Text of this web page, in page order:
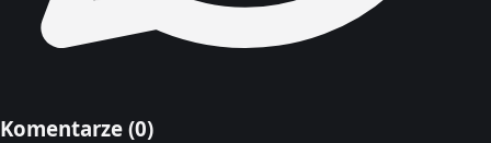
Komentarze (0)